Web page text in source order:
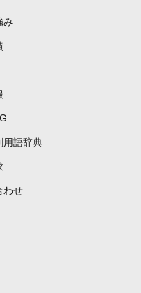
み
用語辞典
わせ